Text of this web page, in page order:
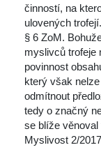
činností, na
ulovených
§ 6 ZoM.
myslivců trofeje
povinnost
který však
odmítnout
tedy o značný
e blíže věnoval
Myslivost 2/